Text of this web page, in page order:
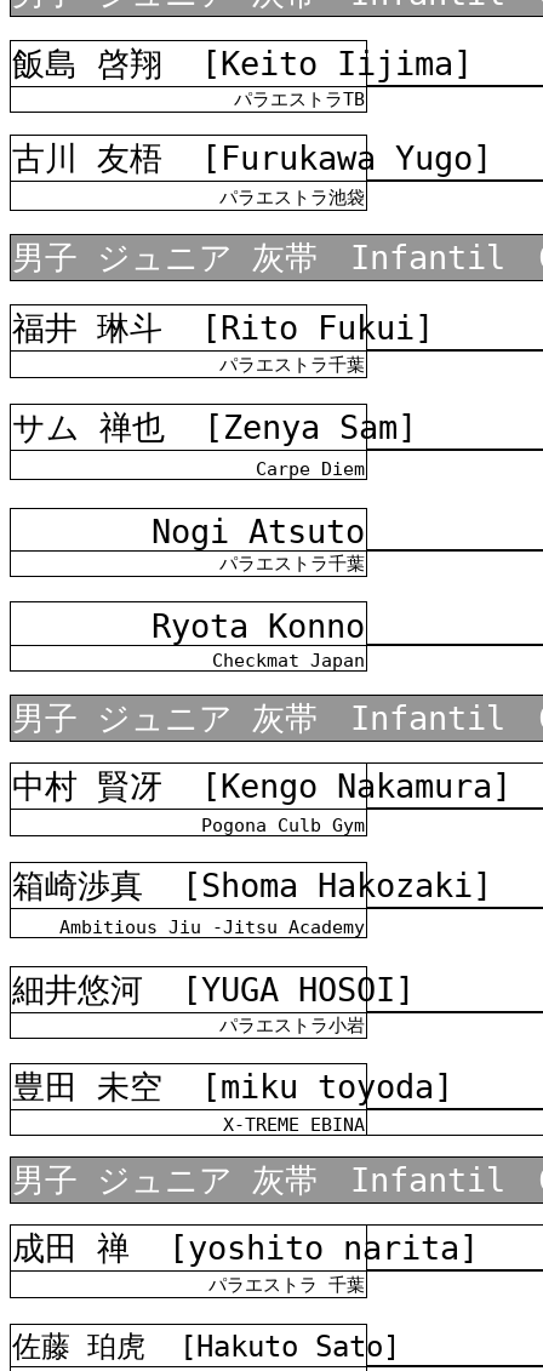
飯島 啓翔
[Keito Iijima]
パラエストラTB
古川 友梧 [Furukawa Yugo]
パラエストラ池袋
男子 ジュニア 灰帯 Infantil
福井 琳斗
[Rito Fukui]
パラエストラ千葉
サム 禅也 [Zenya Sam]
Carpe Diem
Nogi Atsuto
パラエストラ千葉
Ryota Konno
Checkmat Japan
男子 ジュニア 灰帯 Infantil
中村 賢冴
[Kengo Nakamura]
Pogona Culb Gym
箱崎渉真 [Shoma Hakozaki]
Ambitious Jiu -Jitsu Academy
細井悠河 [YUGA HOSOI]
パラエストラ小岩
豊田 未空 [miku toyoda]
X-TREME EBINA
男子 ジュニア 灰帯 Infantil
成田 禅
[yoshito narita]
パラエストラ 千葉
佐藤 珀虎 [Hakuto Sato]